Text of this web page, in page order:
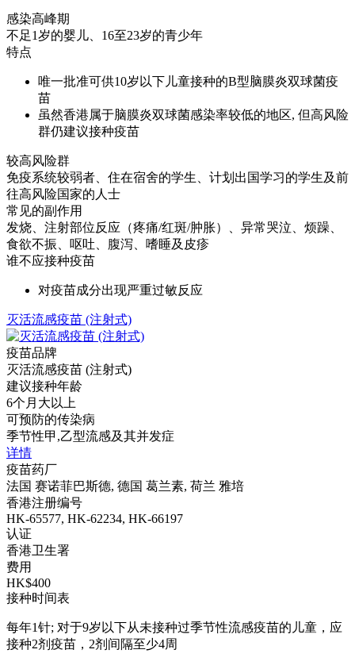
感染高峰期
不足1岁的婴儿、16至23岁的青少年
特点
唯一批准可供10岁以下儿童接种的B型脑膜炎双球菌疫
苗
虽然香港属于脑膜炎双球菌感染率较低的地区, 但高风险
群仍建议接种疫苗
较高风险群
免疫系统较弱者、住在宿舍的学生、计划出国学习的学生及前
往高风险国家的人士
常见的副作用
发烧、注射部位反应（疼痛/红斑/肿胀）、异常哭泣、烦躁、
食欲不振、呕吐、腹泻、嗜睡及皮疹
谁不应接种疫苗
对疫苗成分出现严重过敏反应
灭活流感疫苗 (注射式)
疫苗品牌
灭活流感疫苗 (注射式)
建议接种年龄
6个月大以上
可预防的传染病
季节性甲,乙型流感及其并发症
详情
疫苗药厂
法国 赛诺菲巴斯德, 德国 葛兰素, 荷兰 雅培
香港注册编号
HK-65577, HK-62234, HK-66197
认证
香港卫生署
费用
HK$400
接种时间表
每年1针; 对于9岁以下从未接种过季节性流感疫苗的儿童，应
接种2剂疫苗，2剂间隔至少4周